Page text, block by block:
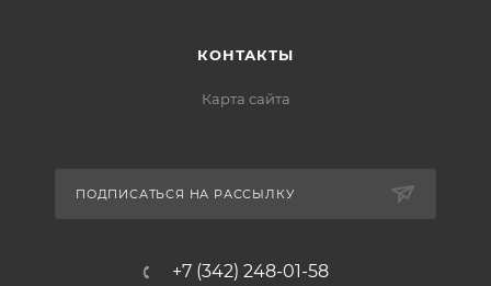
КОНТАКТЫ
Карта сайта
ПОДПИСАТЬСЯ НА РАССЫЛКУ
+7 (342) 248-01-58